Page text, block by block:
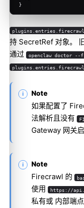
}
持 SecretRef 对象。
通过
openclaw doctor --
Note
如果配置了
法解析且没有
Gateway 网关
Note
Firecrawl 的
使用
https://
私有或 内部端